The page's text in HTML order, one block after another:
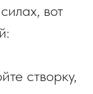
вот
створку,